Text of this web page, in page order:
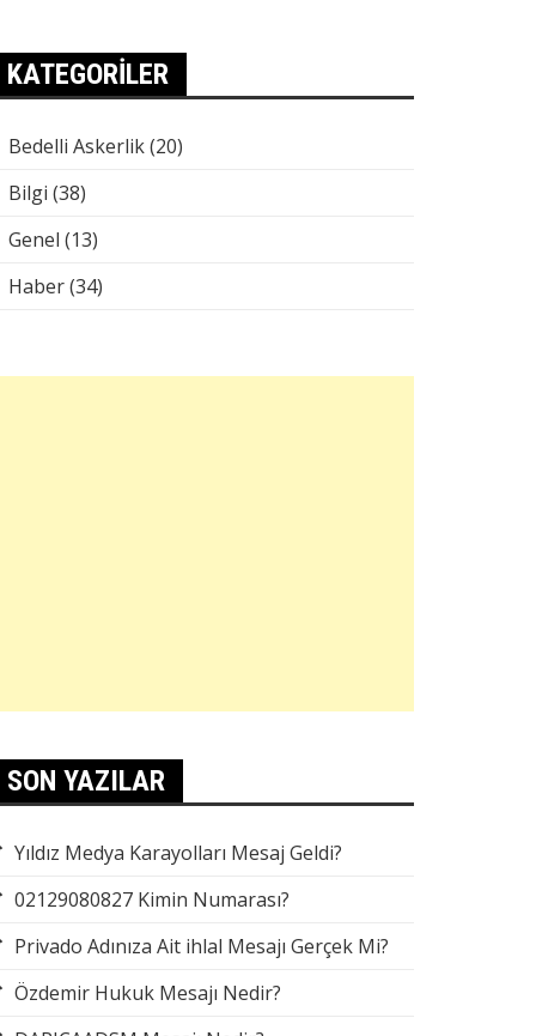
KATEGORILER
Bedelli Askerlik(20)
Bilgi (38)
Genel (13)
Haber(34)
SON YAZILAR
Yıldız Medya Karayolları Mesaj Geldi?
02129080827 Kimin Numarası?
Privado Adınıza Ait ihlal Mesajı Gerçek Mi?
Özdemir Hukuk Mesajı Nedir?